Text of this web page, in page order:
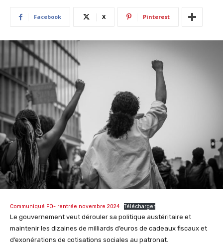
Facebook X Pinterest
Communiqué FO- rentrée novembre 2024 Télécharger
Le gouvernement veut dérouler sa politique austéritaire et
maintenir les dizaines de milliards d’euros de cadeaux fiscaux et
d’exonérations de cotisations sociales au patronat.